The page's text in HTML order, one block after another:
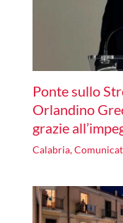
Ponte sullo
Orlandino
grazie
Calabria,